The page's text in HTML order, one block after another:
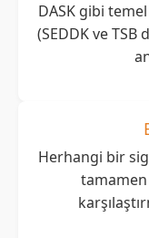
DASK gibi
(SEDDK ve
Herhangi bir
tamamen